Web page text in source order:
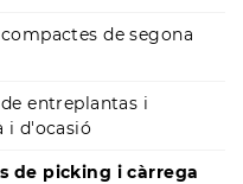
de segona
entreplantas i
i d'ocasió
de picking i càrrega